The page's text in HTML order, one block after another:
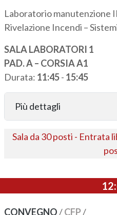
Laboratorio manutenzione
Rivelazione Incendi –
SALA LABORATORI 1
PAD. A – CORSIA A1
Durata: 11:45- 15:45
Più dettagli
Sala da 30 posti - Entrata
CONVEGNO/CFP/